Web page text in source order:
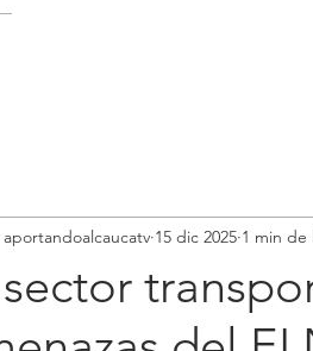
aportandoalcaucatv 15 dic 2025 1 min de